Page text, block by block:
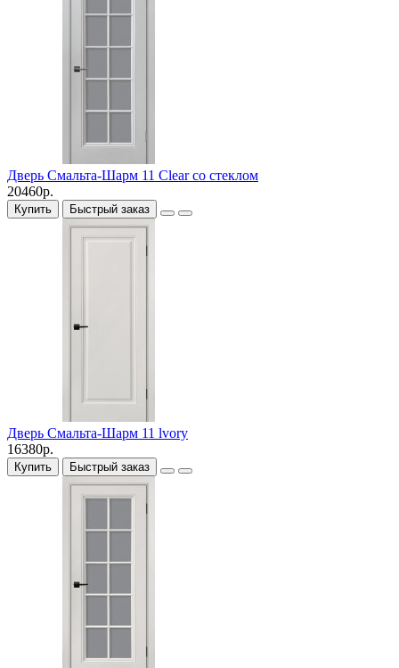
Дверь Смальта-Шарм 11 Clear со стеклом
20460р.
Купить Быстрый заказ
Дверь Смальта-Шарм 11 lvory
16380р.
Купить Быстрый заказ